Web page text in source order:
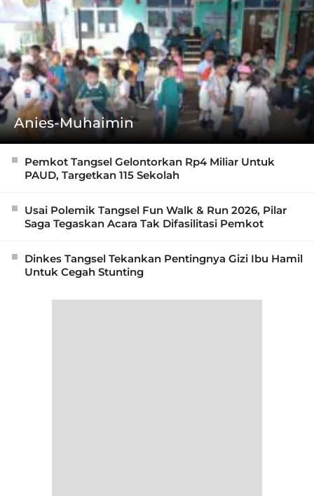
Anies-Muhaimin
Pemkot Tangsel Gelontorkan Rp4 Miliar Untuk
PAUD, Targetkan 115 Sekolah
Usai Polemik Tangsel Fun Walk & Run 2026, Pilar
Saga Tegaskan Acara Tak Difasilitasi Pemkot
Dinkes Tangsel Tekankan Pentingnya Gizi Ibu Hamil
Untuk Cegah Stunting